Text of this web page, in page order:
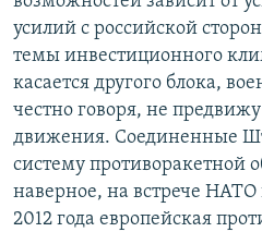
усилий с российской
темы инвестиционного
касается другого блока,
честно говоря, не
движения. Соединенные
систему противоракетной
наверное, на встрече НАТО
2012 года европейская